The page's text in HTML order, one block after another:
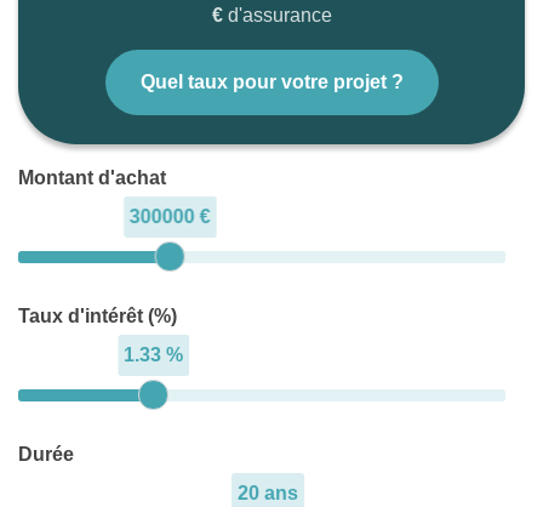
€d'assurance
Quel taux pour votre projet ?
Montant d'achat
300000 €
Taux d'intérêt (%)
1.33 %
Durée
20 ans